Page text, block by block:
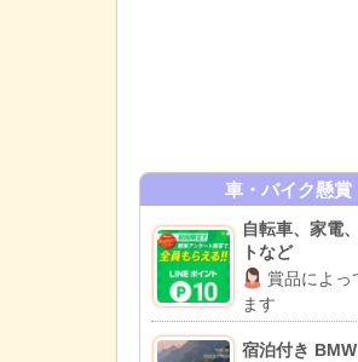
車・バイク懸賞
自転車、家電
トなど
賞品によっ
ます
宿泊付き